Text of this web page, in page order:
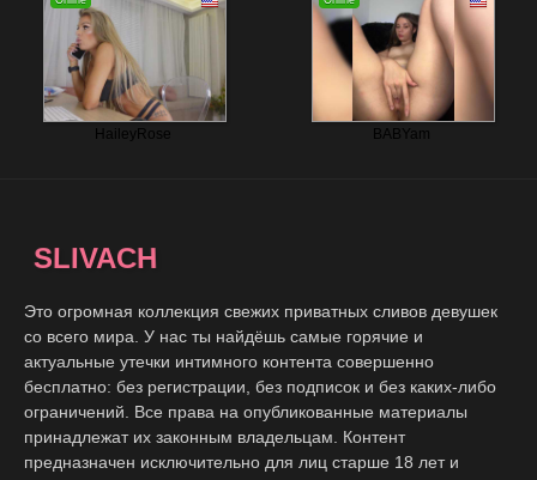
SLIVACH
Это огромная коллекция свежих приватных сливов девушек
со всего мира. У нас ты найдёшь самые горячие и
актуальные утечки интимного контента совершенно
бесплатно: без регистрации, без подписок и без каких-либо
ограничений. Все права на опубликованные материалы
принадлежат их законным владельцам. Контент
предназначен исключительно для лиц старше 18 лет и